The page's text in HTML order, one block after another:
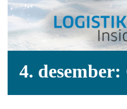
4.